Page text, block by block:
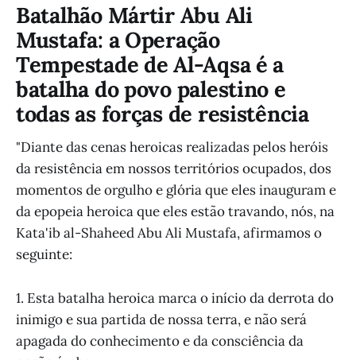
Batalhão Mártir Abu Ali
Mustafa: a Operação
Tempestade de Al-Aqsa é a
batalha do povo palestino e
todas as forças de resistência
"Diante das cenas heroicas realizadas pelos heróis
da resistência em nossos territórios ocupados, dos
momentos de orgulho e glória que eles inauguram e
da epopeia heroica que eles estão travando, nós, na
Kata'ib al-Shaheed Abu Ali Mustafa, afirmamos o
seguinte:
1. Esta batalha heroica marca o início da derrota do
inimigo e sua partida de nossa terra, e não será
apagada do conhecimento e da consciência da